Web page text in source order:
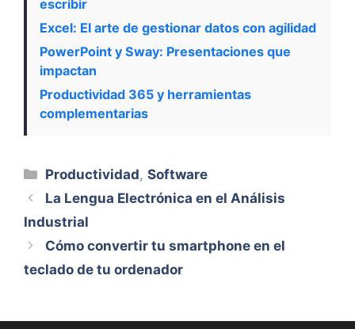
escribir
Excel: El arte de gestionar datos con agilidad
PowerPoint y Sway: Presentaciones que
impactan
Productividad 365 y herramientas
complementarias
Categorías
Productividad,Software
La Lengua Electrónica en el Análisis
Industrial
Cómo convertir tu smartphone en el
teclado de tu ordenador